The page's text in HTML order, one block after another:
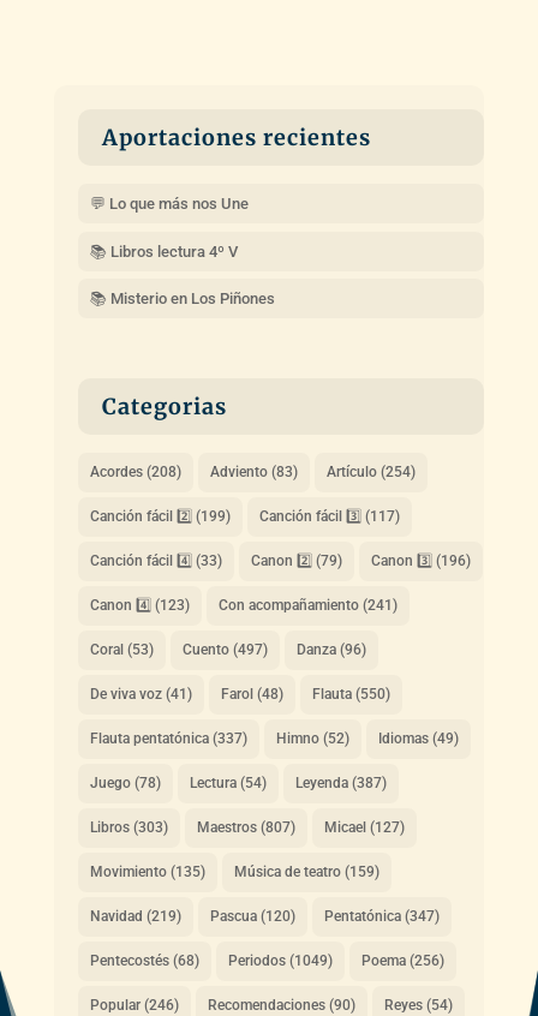
Aportaciones recientes
💬 Lo que más nos Une
📚 Libros lectura 4º V
📚 Misterio en Los Piñones
Categorias
Acordes(208) Adviento(83) Artículo(254)
Canción fácil 2️⃣ (199) Canción fácil 3️⃣ (117)
Canción fácil 4️⃣ (33) Canon 2️⃣ (79) Canon 3️⃣ (196)
Canon 4️⃣ (123) Con acompañamiento(241)
Coral (53) Cuento(497) Danza(96)
De viva voz(41) Farol (48) Flauta(550)
Flauta pentatónica(337) Himno(52) Idiomas(49)
Juego(78) Lectura(54) Leyenda(387)
Libros(303) Maestros(807) Micael (127)
Movimiento(135) Música de teatro(159)
Navidad (219) Pascua(120) Pentatónica(347)
Pentecostés(68) Periodos(1049) Poema(256)
Popular(246) Recomendaciones(90) Reyes(54)